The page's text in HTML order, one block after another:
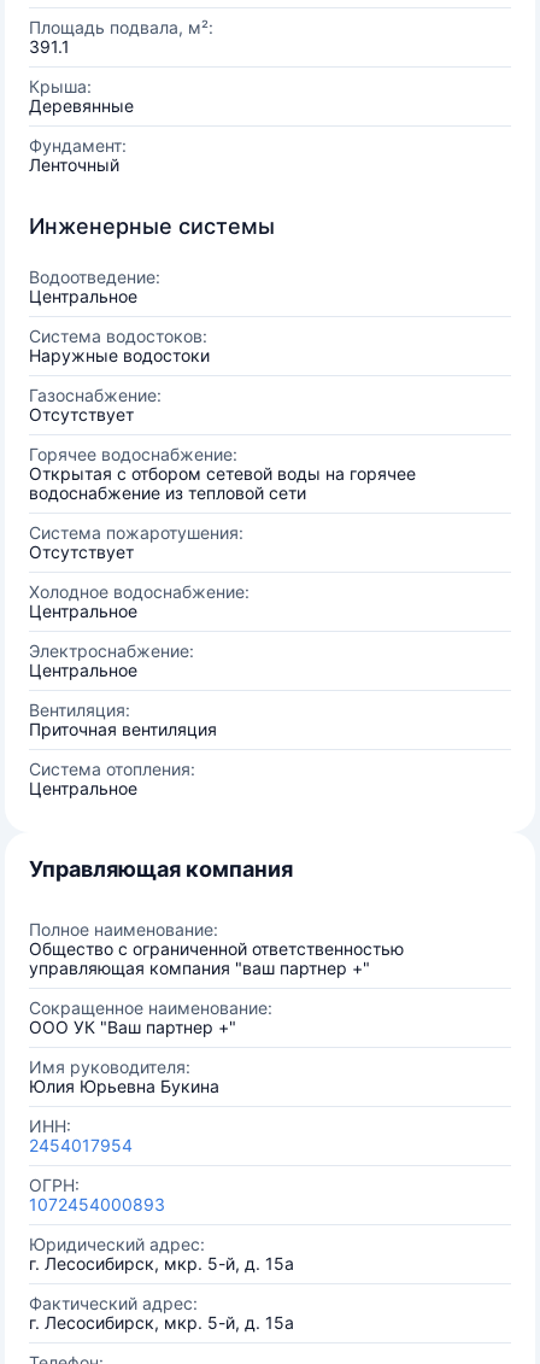
Площадь подвала, м²:
391.1
Крыша:
Деревянные
Фундамент:
Ленточный
Инженерные системы
Водоотведение:
Центральное
Система водостоков:
Наружные водостоки
Газоснабжение:
Отсутствует
Горячее водоснабжение:
Открытая с отбором сетевой воды на горячее
водоснабжение из тепловой сети
Система пожаротушения:
Отсутствует
Холодное водоснабжение:
Центральное
Электроснабжение:
Центральное
Вентиляция:
Приточная вентиляция
Система отопления:
Центральное
Управляющая компания
Полное наименование:
Общество с ограниченной ответственностью
управляющая компания "ваш партнер +"
Сокращенное наименование:
ООО УК "Ваш партнер +"
Имя руководителя:
Юлия Юрьевна Букина
ИНН:
2454017954
ОГРН:
1072454000893
Юридический адрес:
г. Лесосибирск, мкр. 5-й, д. 15а
Фактический адрес:
г. Лесосибирск, мкр. 5-й, д. 15а